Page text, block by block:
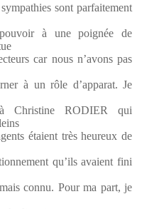
sont parfaitement
à une poignée de
car nous n’avons pas
à un rôle d’apparat. Je
Christine RODIER qui
étaient très heureux de
qu’ils avaient fini
connu. Pour ma part, je